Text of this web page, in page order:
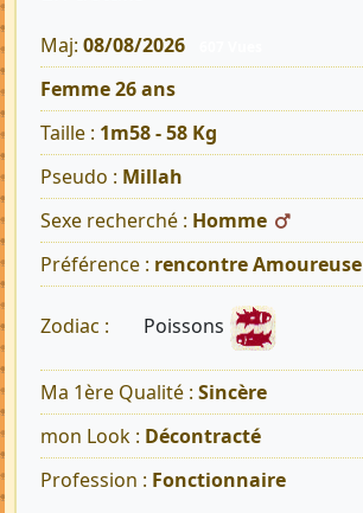
Maj: 08/08/2026
Femme 26 ans
Taille : 1m58 - 58 Kg
Pseudo : Millah
Sexe recherché : Homme
Préférence : rencontre Amoureuse
Zodiac : Poissons
Ma 1ère Qualité : Sincère
mon Look : Décontracté
Profession : Fonctionnaire